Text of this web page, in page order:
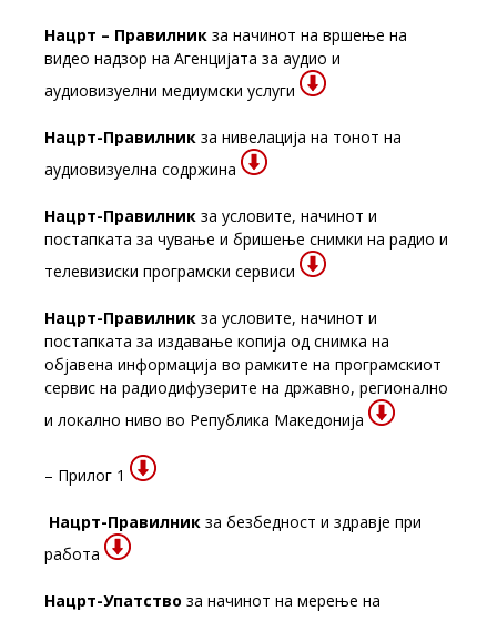
Нацрт – Правилник за начинот на вршење на
видео надзор на Агенцијата за аудио и
аудиовизуелни медиумски услуги
Нацрт-Правилник за нивелација на тонот на
аудиовизуелна содржина
Нацрт-Правилник за условите, начинот и
постапката за чување и бришење снимки на радио и
телевизиски програмски сервиси
Нацрт-Правилник за условите, начинот и
постапката за издавање копија од снимка на
објавена информација во рамките на програмскиот
сервис на радиодифузерите на државно, регионално
и локално ниво во Република Македонија
– Прилог 1
Нацрт-Правилник за безбедност и здравје при
работа
Нацрт-Упатство за начинот на мерење на